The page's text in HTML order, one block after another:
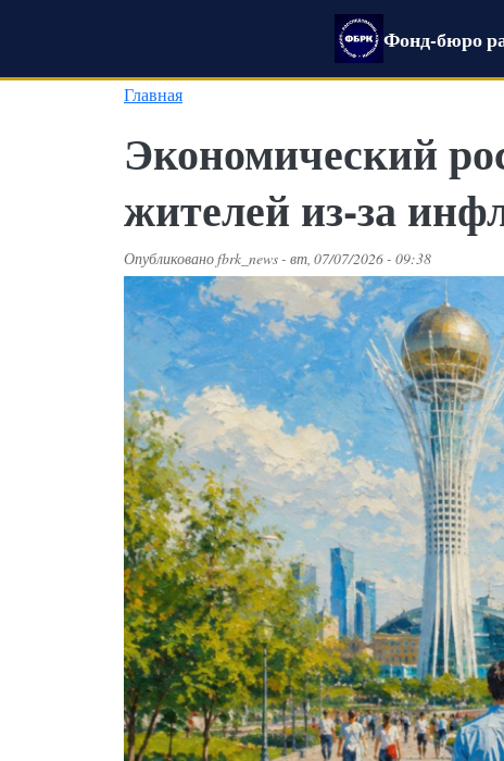
Фонд-бюро
Главная
Экономический
жителей из-за
Опубликованоfbrk_news- вт, 07/07/2026 - 09:38